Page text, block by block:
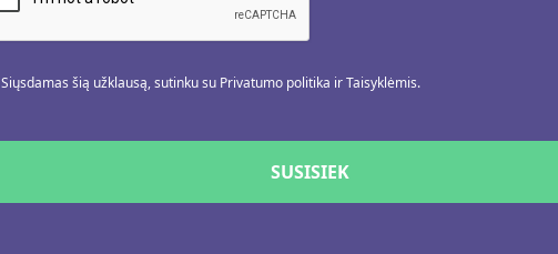
Siųsdamas šią užklausą, sutinku su Privatumo politika ir Taisyklėmis.
SUSISIEK